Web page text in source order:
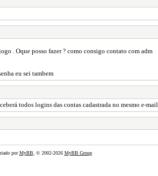
. Oque posso fazer ? como consigo contato com adm
eu sei tambem
todos logins das contas cadastrada no mesmo e-mail.
porMyBB, © 2002-2026 MyBB Group